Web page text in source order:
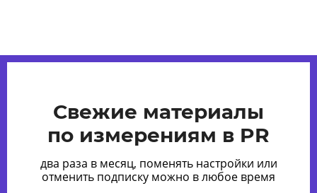
Свежие материалы
по измерениям в PR
два раза в месяц, поменять настройки или
отменить подписку можно в любое время